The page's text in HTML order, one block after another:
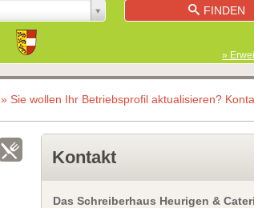
FINDEN
»
» Sie wollen Ihr Betriebsprofil aktualisieren?
Kontakt
Das Schreiberhaus Heurigen &